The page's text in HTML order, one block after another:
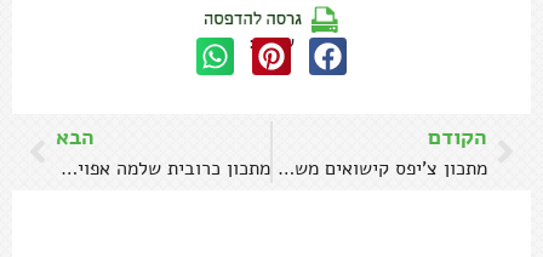
שתפו:
הקודם
מתכון צ'יפס קישואים משלושה מרכיבים בלבד
הבא
מתכון כרובית שלמה אפויה ברוטב בשמל